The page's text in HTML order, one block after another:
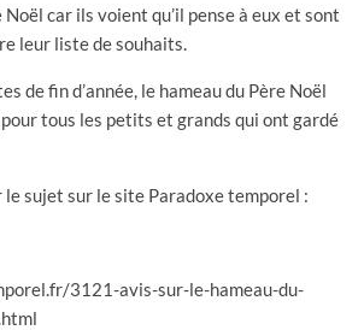
car ils voient qu’il pense à eux et sont
leur liste de souhaits.
de fin d’année, le hameau du Père Noël
tous les petits et grands qui ont gardé
sujet sur le site Paradoxe temporel :
3121-avis-sur-le-hameau-du-